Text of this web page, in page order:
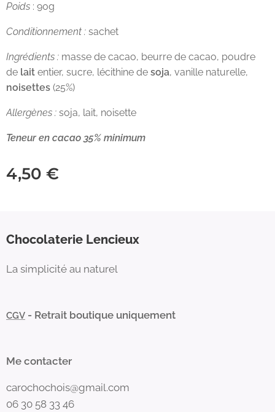
Poids : 90g
Conditionnement : sachet
Ingrédients : masse de cacao, beurre de cacao, poudre
de lait entier, sucre, lécithine de soja, vanille naturelle,
noisettes (25%)
Allergènes : soja, lait, noisette
Teneur en cacao 35% minimum
4,50 €
Chocolaterie Lencieux
La simplicité au naturel
CGV - Retrait boutique uniquement
Me contacter
carochochois@gmail.com
06 30 58 33 46